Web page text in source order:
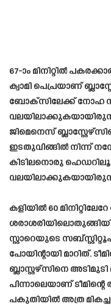
67-ാം മിനിറ്റില്‍
ക്വാമി പെപ്രയാണ്
ബോക്സിലേക്ക് നോഹ
ജിമെനെസ്
ഇടതുവിങ്ങില്‍ നിന്ന്
കിടിലനൊരു
കളിയില്‍ 60
സ്റ്റാറെയുടെ
പോയിന്റായി മാറിത്.
ബ്ലാസ്റ്റഴ്‌സിനെ
പിന്നാലെയാണ്
പകുതിയില്‍ അത്ര